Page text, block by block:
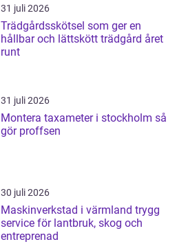
31 juli 2026
Trädgårdsskötsel som ger en
hållbar och lättskött trädgård året
runt
31 juli 2026
Montera taxameter i stockholm så
gör proffsen
30 juli 2026
Maskinverkstad i värmland trygg
service för lantbruk, skog och
entreprenad